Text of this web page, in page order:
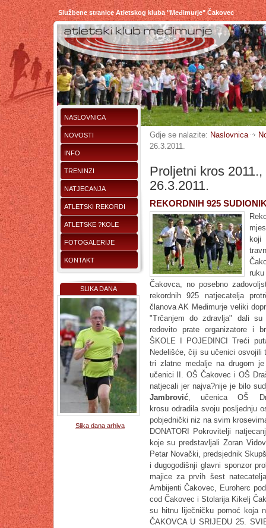
Službene stranice Atletskog kluba "Međimurje" Čakovec
NASLOVNICA
NOVOSTI
INFO
TRENINZI
NATJECANJA
ATLETSKI REKORDI
ATLETSKE ?KOLE
FOTOGALERIJE
KONTAKT
SLIKA DANA
Slika dana arhiva
Gdje se nalazite: Naslovnica
26.3.2011.
Proljetni kros
26.3.2011.
REKORDNIH 925
koji
Čakovca, no posebno
rekordnih 925 natjecatelja
članova AK Međimurje veliki
"Trčanjem do zdravlja" dali
redovito prate organizatore i
ŠKOLE I POJEDINCI Treći
Nedelišće, čiji su učenici osvojili
tri zlatne medalje na drugom
učenici II. OŠ Čakovec i OŠ
natjecali jer najva?nije je bilo
Jambrović, učenica OŠ
krosu odradila svoju posljednju
pobjednički niz na svim
DONATORI Pokrovitelji
koje su predstavljali Zoran
Petar Novački, predsjednik
i dugogodišnji glavni sponzor
majice za prvih šest
Ambijenti Čakovec, Euroherc
cod Čakovec i Stolarija Kikelj
su hitnu liječničku pomoć koja
ČAKOVCA U SRIJEDU 25.